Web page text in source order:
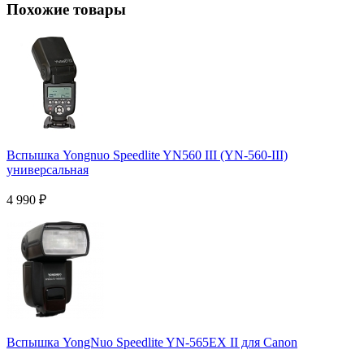
Похожие товары
Вспышка Yongnuo Speedlite YN560 III (YN-560-III)
универсальная
4 990 ₽
Вспышка YongNuo Speedlite YN-565EX II для Canon